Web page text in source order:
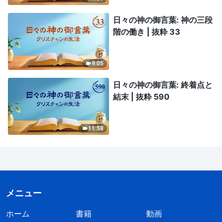
9:05
日々の神の御言葉: 神の三段
階の働き | 抜粋 33
11:58
日々の神の御言葉: 終着点と
結末 | 抜粋 590
メニュー
ホーム 書籍 動画